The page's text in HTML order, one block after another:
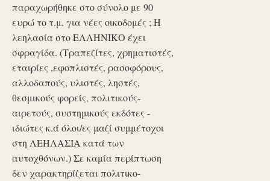
παραχωρήθηκε στο σύνολο με 90
ευρώ το τ.μ. για νέες οικοδομές ; Η
λεηλασία στο ΕΛΛΗΝΙΚΟ έχει
σφραγίδα. (Τραπεζίτες, χρηματιστές,
εταιρίες ,εφοπλιστές, ρασοφόρους,
αλλοδαπούς, υλιστές, ληστές,
θεσμικούς φορείς, πολιτικούς-
αιρετούς, συστημικούς εκδότες -
ιδιώτες κ.ά όλοι/ες μαζί συμμέτοχοι
στη ΛΕΗΛΑΣΙΑ κατά των
αυτοχθόνων.) Σε καμία περίπτωση
δεν χαρακτηρίζεται πολιτικο-